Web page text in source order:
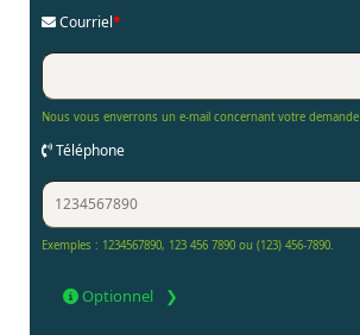
Courriel*
Nous vous enverrons un e-mail concernant votre demande
Téléphone
Exemples : 1234567890, 123 456 7890 ou (123) 456-7890.
Optionnel